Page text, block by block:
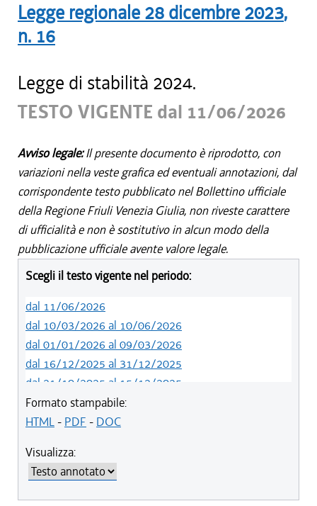
Legge regionale 28 dicembre 2023,
n. 16
Legge di stabilità 2024.
TESTO VIGENTE dal 11/06/2026
Avviso legale:Il presente documento è riprodotto, con
variazioni nella veste grafica ed eventuali annotazioni, dal
corrispondente testo pubblicato nel Bollettino ufficiale
della Regione Friuli Venezia Giulia, non riveste carattere
di ufficialità e non è sostitutivo in alcun modo della
pubblicazione ufficiale avente valore legale.
Scegli il testo vigente nel periodo:
dal 11/06/2026
dal 10/03/2026 al 10/06/2026
dal 01/01/2026 al 09/03/2026
dal 16/12/2025 al 31/12/2025
dal 21/10/2025 al 15/12/2025
dal 08/08/2025 al 20/10/2025
dal 05/06/2025 al 07/08/2025
dal 27/10/2024 al 31/12/2024
dal 10/08/2024 al 26/10/2024
dal 14/05/2024 al 09/08/2024
Formato stampabile:
HTML- PDF - DOC
Visualizza: